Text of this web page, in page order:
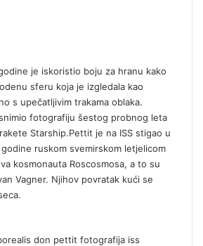
je iskoristio boju za hranu kako
sferu koja je izgledala kao
s upečatljivim trakama oblaka.
fotografiju šestog probnog leta
Starship.Pettit je na ISS stigao u
ruskom svemirskom letjelicom
kosmonauta Roscosmosa, a to su
Vagner. Njihov povratak kući se
don pettit fotografija iss